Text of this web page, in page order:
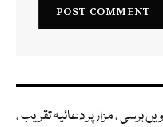
میجر طفیل شہید کی 68 ویں برسی ، مزار پر دعائیہ تقریب ،